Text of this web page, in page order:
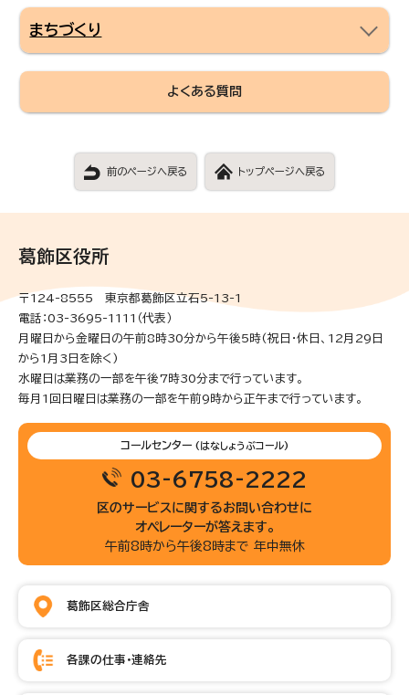
まちづくり
よくある質問
前のページへ戻る トップページへ戻る
葛飾区役所
〒124-8555 東京都葛飾区立石5-13-1
電話：03-3695-1111（代表）
月曜日から金曜日の午前8時30分から午後5時(祝日・休日、12月29日
から1月3日を除く)
水曜日は業務の一部を午後7時30分まで行っています。
毎月1回日曜日は業務の一部を午前9時から正午まで行っています。
コールセンター (はなしょうぶコール)
03-6758-2222
区のサービスに関するお問い合わせに
オペレーターが答えます。
午前8時から午後8時まで 年中無休
葛飾区総合庁舎
各課の仕事・連絡先